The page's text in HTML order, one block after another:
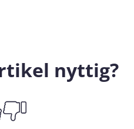
nyttig?